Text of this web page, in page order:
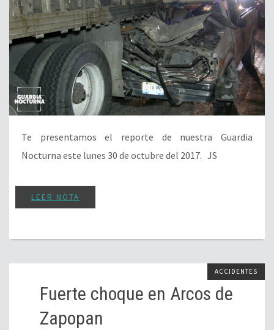
Te presentamos el reporte de nuestra Guardia
Nocturna este lunes 30 de octubre del 2017. JS
LEER NOTA
ACCIDENTES
Fuerte choque en Arcos de
Zapopan